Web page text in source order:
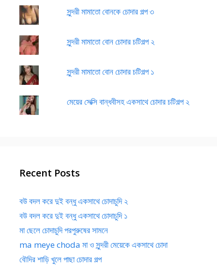
সুন্দরী মামাতো বোনকে চোদার গল্প ৩
সুন্দরী মামাতো বোন চোদার চটিগল্প ২
সুন্দরী মামাতো বোন চোদার চটিগল্প ১
মেয়ের সেক্সি বান্ধবীসহ একসাথে চোদার চটিগল্প ২
Recent Posts
বউ বদল করে দুই বন্ধু একসাথে চোদাচুদি ২
বউ বদল করে দুই বন্ধু একসাথে চোদাচুদি ১
মা ছেলে চোদাচুদি পরপুরুষের সামনে
ma meye choda মা ও সুন্দরী মেয়েকে একসাথে চোদা
বৌদির শাড়ি খুলে পাছা চোদার গল্প